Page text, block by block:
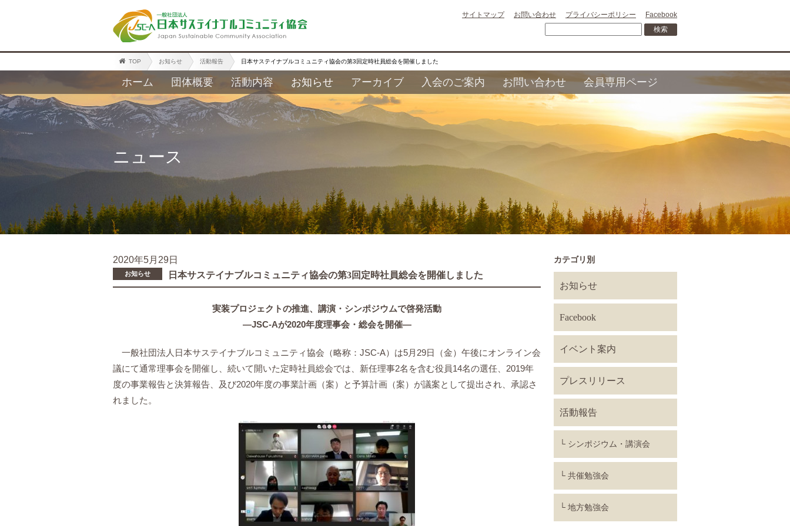
サイトマップ お問い合わせ プライバシーポリシー Facebook
TOP お知らせ 活動報告 日本サステイナブルコミュニティ協会の第3回定時社員総会を開催しました
ホーム 団体概要 活動内容 お知らせ アーカイブ 入会のご案内 お問い合わせ 会員専用ページ
ニュース
2020年5月29日
お知らせ 日本サステイナブルコミュニティ協会の第3回定時社員総会を開催しました
実装プロジェクトの推進、講演・シンポジウムで啓発活動
―JSC-Aが2020年度理事会・総会を開催―
一般社団法人日本サステイナブルコミュニティ協会（略称：JSC-A）は5月29日（金）午後にオンライン会
議にて通常理事会を開催し、続いて開いた定時社員総会では、新任理事2名を含む役員14名の選任、2019年
度の事業報告と決算報告、及び2020年度の事業計画（案）と予算計画（案）が議案として提出され、承認さ
れました。
カテゴリ別
お知らせ
Facebook
イベント案内
プレスリリース
活動報告
シンポジウム・講演会
共催勉強会
地方勉強会